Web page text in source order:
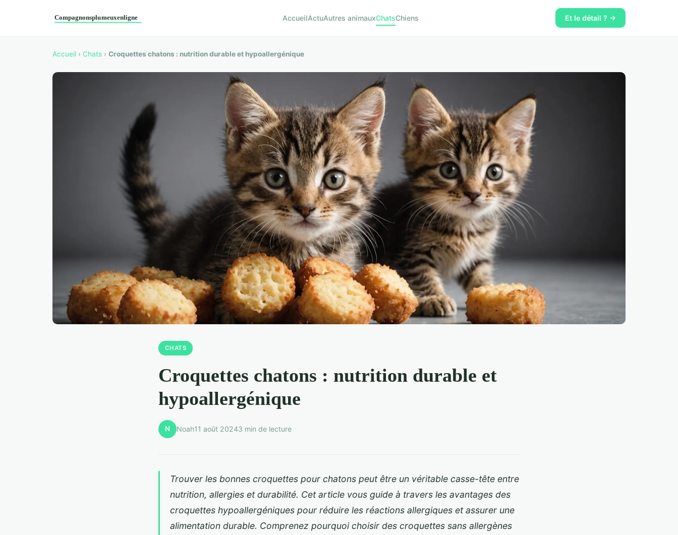
AccueilActuAutres animauxChatsChiens Et le détail ? →
Accueil › Chats › Croquettes chatons : nutrition durable et hypoallergénique
CHATS
Croquettes chatons : nutrition durable et
hypoallergénique
N Noah11 août 20243 min de lecture
Trouver les bonnes croquettes pour chatons peut être un véritable casse-tête entre
nutrition, allergies et durabilité. Cet article vous guide à travers les avantages des
croquettes hypoallergéniques pour réduire les réactions allergiques et assurer une
alimentation durable. Comprenez pourquoi choisir des croquettes sans allergènes